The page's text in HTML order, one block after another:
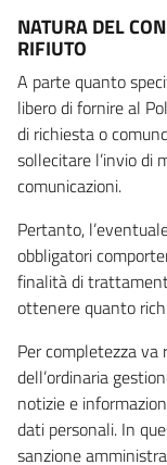
NATURA DEL
RIFIUTO
A parte quanto
libero di fornire al
di richiesta o
sollecitare l’invio di
comunicazioni.
Pertanto,
obbligatori
finalità di
ottenere quanto
Per completezza
dell’ordinaria
notizie e
dati personali. In
sanzione